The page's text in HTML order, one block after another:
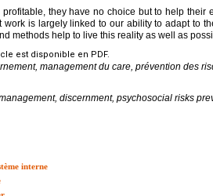
they have no choice but to help their
work is largely linked to our ability to adapt to
methods help to live this reality as well as
est disponible en PDF.
management du care , prévention des
discernment, psychosocial risks
interne